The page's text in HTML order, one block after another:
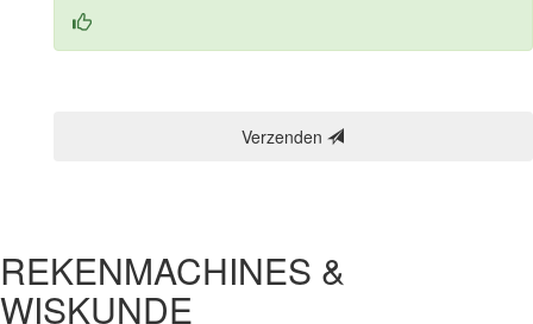
Verzenden
REKENMACHINES &
WISKUNDE